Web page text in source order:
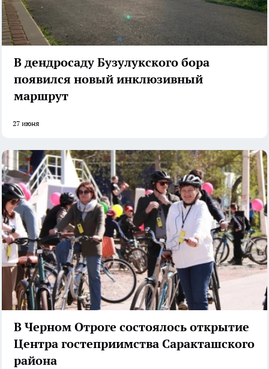
В дендросаду Бузулукского бора
появился новый инклюзивный
маршрут
27 июня
В Черном Отроге состоялось открытие
Центра гостеприимства Саракташского
района